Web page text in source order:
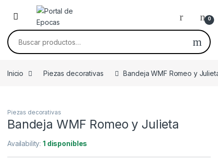
Skip to navigation
Skip to content
0
Buscar por:
Inicio Piezas decorativas Bandeja WMF Romeo y
Piezas decorativas
Bandeja WMF Romeo y Julieta
Availability:1 disponibles